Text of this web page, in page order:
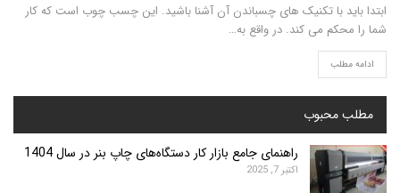
با تکنیک های چسباندن آن آشنا باشید. این چسب چوب است که کار
می کند. در واقع به…
راهنمای جامع بازار کار دستگاه‌های چاپ بنر در سال 1404
اکتبر 7, 2025